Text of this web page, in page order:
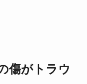
傷がトラウ